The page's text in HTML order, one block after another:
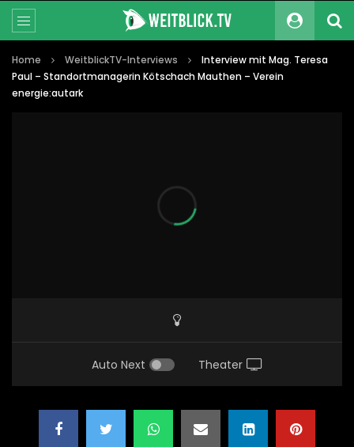
Home WeitblickTV-Interviews
Interview mit Mag. Teresa
Paul – Standortmanagerin Kötschach Mauthen – Verein
energie:autark
Auto Next Theater